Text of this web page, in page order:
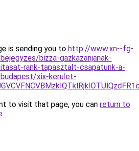
is sending you to http://www.xn--fg-
bizza-gazkazanjanak-
rank-tapasztalt-csapatunk-a-
xix-kerulet-
to visit that page, you can return to
.